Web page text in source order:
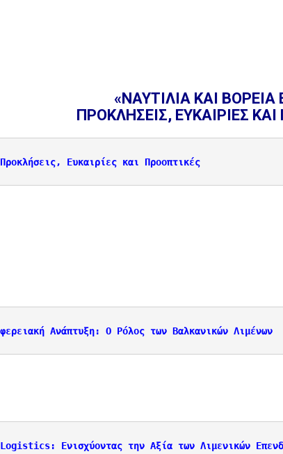
«ΝΑΥΤΙΛΙΑ ΚΑΙ
ΠΡΟΚΛΗΣΕΙΣ, ΕΥΚΑΙΡΙΕΣ
Ευκαιρίες και Προοπτικές
Ανάπτυξη: Ο Ρόλος των Βαλκανικών Λιμένων
Ενισχύοντας την Αξία των Λιμενικών